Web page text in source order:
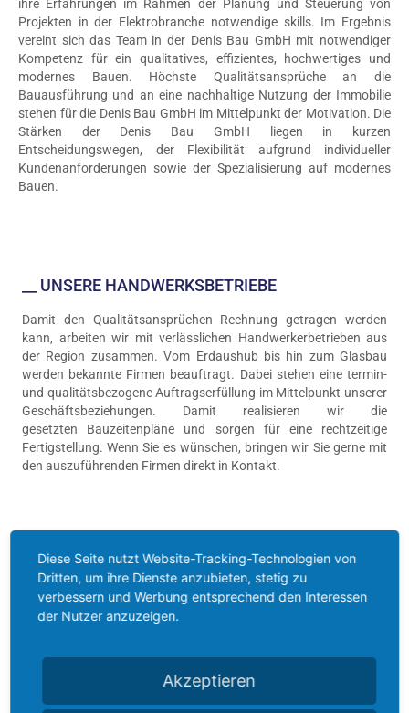
ihre Erfahrungen im Rahmen der Planung und Steuerung von
Projekten in der Elektrobranche notwendige skills. Im Ergebnis
vereint sich das Team in der Denis Bau GmbH mit notwendiger
Kompetenz für ein qualitatives, effizientes, hochwertiges und
modernes Bauen. Höchste Qualitätsansprüche an die
Bauausführung und an eine nachhaltige Nutzung der Immobilie
stehen für die Denis Bau GmbH im Mittelpunkt der Motivation. Die
Stärken der Denis Bau GmbH liegen in kurzen
Entscheidungswegen, der Flexibilität aufgrund individueller
Kundenanforderungen sowie der Spezialisierung auf modernes
Bauen.
__ UNSERE HANDWERKSBETRIEBE
Damit den Qualitätsansprüchen Rechnung getragen werden
kann, arbeiten wir mit verlässlichen Handwerkerbetrieben aus
der Region zusammen. Vom Erdaushub bis hin zum Glasbau
werden bekannte Firmen beauftragt. Dabei stehen eine termin-
und qualitätsbezogene Auftragserfüllung im Mittelpunkt unserer
Geschäftsbeziehungen. Damit realisieren wir die
gesetzten Bauzeitenpläne und sorgen für eine rechtzeitige
Fertigstellung. Wenn Sie es wünschen, bringen wir Sie gerne mit
den auszuführenden Firmen direkt in Kontakt.
__ UNSERE BAUSTOFFE
Bei der Verwendung von Baustoffen bedienen wir uns stets an
Qualitätsprodukten (VELUX, Villeroy & Boch, Keramag, Hans
Niedernberg. Ein Besuch lohnt sich -
Hierdurch können wir Qualität bieten, nicht nur in der
Diese Seite nutzt Website-Tracking-Technologien von
Dritten, um ihre Dienste anzubieten, stetig zu
verbessern und Werbung entsprechend den Interessen
der Nutzer anzuzeigen.
Akzeptieren